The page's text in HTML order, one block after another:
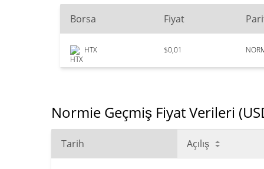
Borsa Fiyat
HTX $0,01
Normie Geçmiş Fiyat Verileri
Tarih Açılış